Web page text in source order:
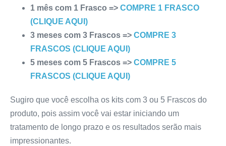
1 mês com 1 Frasco => COMPRE 1 FRASCO
(CLIQUE AQUI)
3 meses com 3 Frascos => COMPRE 3
FRASCOS (CLIQUE AQUI)
5 meses com 5 Frascos => COMPRE 5
FRASCOS (CLIQUE AQUI)
Sugiro que você escolha os kits com 3 ou 5 Frascos do
produto, pois assim você vai estar iniciando um
tratamento de longo prazo e os resultados serão mais
impressionantes.